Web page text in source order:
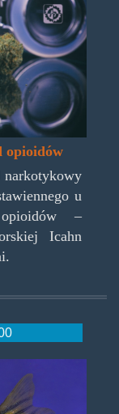
opioidów
narkotykowy
u
–
Icahn